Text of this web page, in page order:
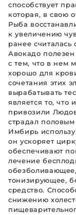
способствует
которая, в свою
Рыба
к увеличению
ранее
Авокадо
с тем, что в нем
хорошо для
сочетания этих
вырабатывать
является то, что
привозили
страдал
Имбирь
он ускоряет
обеспечивают
лечение
тонизирующее,
средство.
снижению